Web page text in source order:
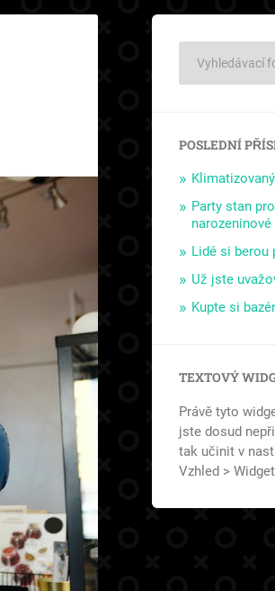
POSLEDNÍ
Party stan
Lidé si berou
Už jste
Kupte si
TEXTOVÝ
Právě tyto
jste dosud
tak učinit v
Vzhled >